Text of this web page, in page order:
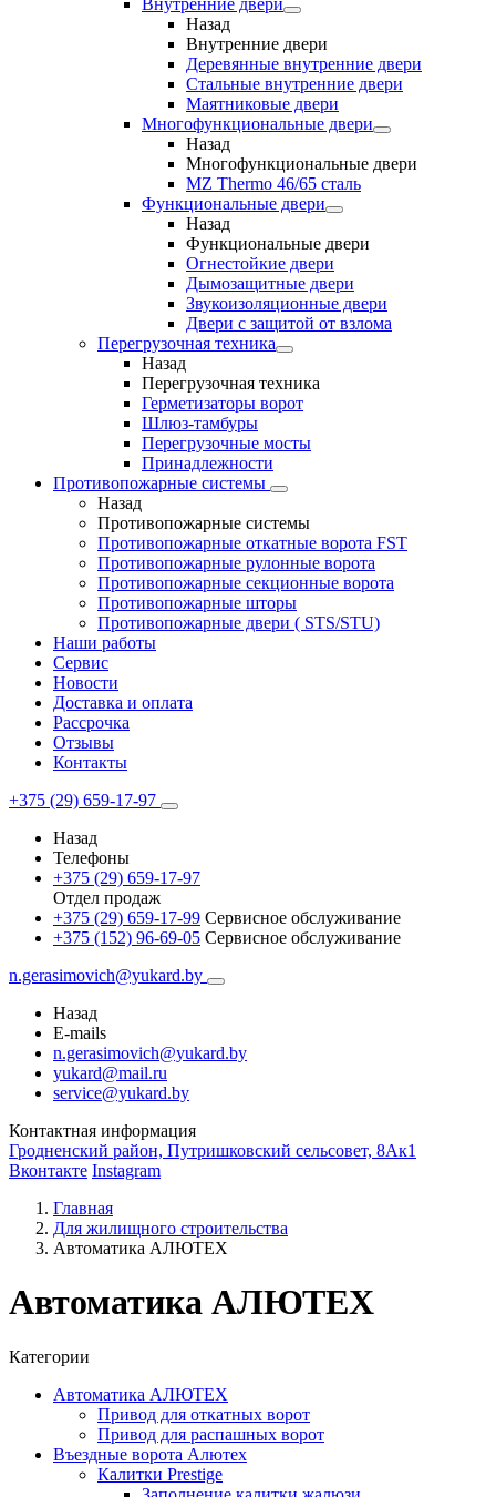
Внутренние двери
Назад
Внутренние двери
Деревянные внутренние двери
Стальные внутренние двери
Маятниковые двери
Многофункциональные двери
Назад
Многофункциональные двери
MZ Thermo 46/65 сталь
Функциональные двери
Назад
Функциональные двери
Огнестойкие двери
Дымозащитные двери
Звукоизоляционные двери
Двери с защитой от взлома
Перегрузочная техника
Назад
Перегрузочная техника
Герметизаторы ворот
Шлюз-тамбуры
Перегрузочные мосты
Принадлежности
Противопожарные системы
Назад
Противопожарные системы
Противопожарные откатные ворота FST
Противопожарные рулонные ворота
Противопожарные секционные ворота
Противопожарные шторы
Противопожарные двери ( STS/STU)
Наши работы
Сервис
Новости
Доставка и оплата
Рассрочка
Отзывы
Контакты
+375 (29) 659-17-97
Назад
Телефоны
+375 (29) 659-17-97
Отдел продаж
+375 (29) 659-17-99 Сервисное обслуживание
+375 (152) 96-69-05 Сервисное обслуживание
n.gerasimovich@yukard.by
Назад
E-mails
n.gerasimovich@yukard.by
yukard@mail.ru
service@yukard.by
Контактная информация
Гродненский район, Путришковский сельсовет, 8Ак1
Вконтакте Instagram
Главная
Для жилищного строительства
Автоматика AЛЮТЕХ
Автоматика AЛЮТЕХ
Категории
Автоматика AЛЮТЕХ
Привод для откатных ворот
Привод для распашных ворот
Въездные ворота Алютех
Калитки Prestige